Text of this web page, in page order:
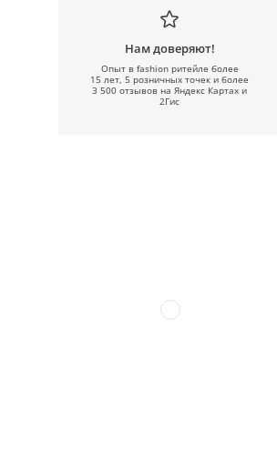
Нам доверяют!
Опыт в fashion ритейле более
15 лет, 5 розничных точек и более
3 500 отзывов на Яндекс Картах и
2Гис